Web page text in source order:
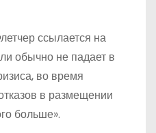
ссылается на
обычно не падает в
во время
в размещении
больше».